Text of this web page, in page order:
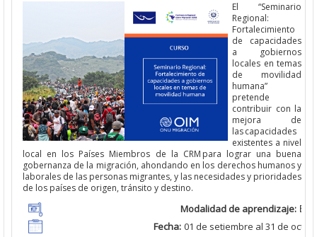
El “Seminario
Regional:
Fortalecimiento
de capacidades
a gobiernos
locales en temas
de movilidad
humana”
pretende
contribuir con la
mejora de
las capacidades
existentes a nivel
local en los Países Miembros de la CRM para lograr una buena
gobernanza de la migración, ahondando en los derechos humanos y
laborales de las personas migrantes, y las necesidades y prioridades
de los países de origen, tránsito y destino.
Modalidad de aprendizaje:
Fecha: 01 de setiembre al 31 de